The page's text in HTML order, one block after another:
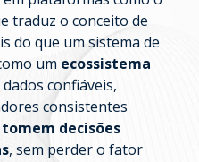
traduz o conceito de
do que um sistema de
um ecossistema
confiáveis,
consistentes
tomem decisões
, sem perder o fator